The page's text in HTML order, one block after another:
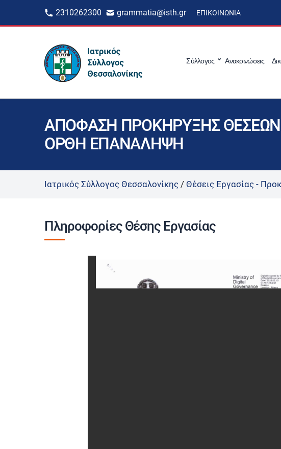
2310262300 grammatia@isth.gr ΕΠΙΚΟΙΝΩΝΊΑ
Σύλλογος Ανακοινώσεις
ΑΠΟΦΑΣΗ ΠΡΟΚΗΡΥΞΗΣ ΘΕΣΕΩΝ
ΟΡΘΗ ΕΠΑΝΑΛΗΨΗ
Ιατρικός Σύλλογος Θεσσαλονίκης / Θέσεις Εργασίας -
Πληροφορίες Θέσης Εργασίας